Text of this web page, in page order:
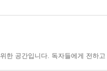
한 공간입니다. 독자들에게 전하